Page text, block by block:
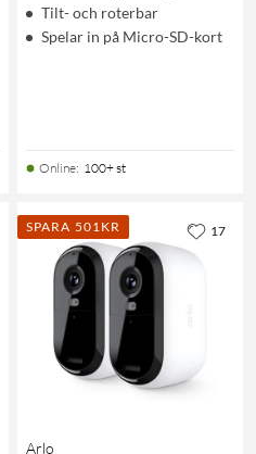
Tilt- och roterbar
Spelar in på Micro-SD-kort
Online: 100+ st
SPARA 501KR
Arlo
17